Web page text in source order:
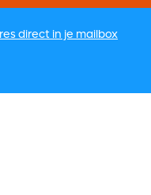
direct in je mailbox